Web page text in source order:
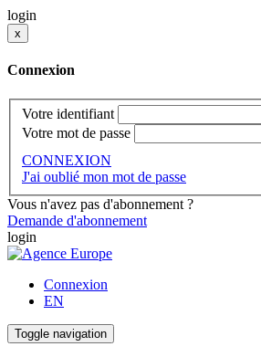
login
x
Connexion
Votre identifiant
Votre mot de passe
CONNEXION
J'ai oublié mon mot de passe
Vous n'avez pas d'abonnement ?
Demande d'abonnement
login
Connexion
EN
Toggle navigation